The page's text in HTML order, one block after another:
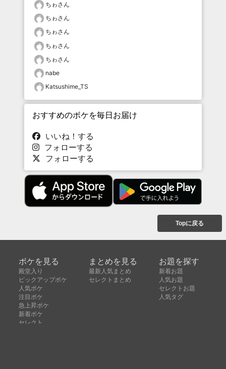
ちゎさん
ちゎさん
ちゎさん
ちゎさん
ちゎさん
nabe
Katsushime_TS
おすすめのボケを毎日お届け
いいね！する
フォローする
フォローする
Topに戻る
ボケを見る
殿堂入り
ピックアップボケ
人気ボケ
注目ボケ
急上昇ボケ
新着ボケ
セレクト
まとめを見る
最新人気まとめ
セレクトまとめ
お題を探す
新着お題
人気お題
セレクトお題
人気タグ